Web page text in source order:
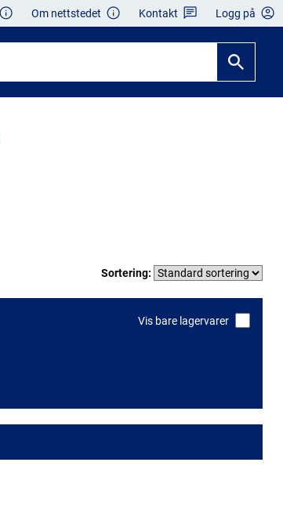
Om nettstedet Kontakt Logg på
Sortering:
Vis bare lagervarer